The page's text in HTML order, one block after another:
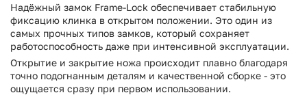
Надёжный замок Frame-Lock обеспечивает стабильную
фиксацию клинка в открытом положении. Это один из
самых прочных типов замков, который сохраняет
работоспособность даже при интенсивной эксплуатации.
Открытие и закрытие ножа происходит плавно благодаря
точно подогнанным деталям и качественной сборке - это
ощущается сразу при первом использовании.